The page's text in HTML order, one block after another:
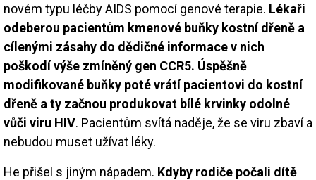
novém typu léčby AIDS pomocí genové terapie. Lékaři
odeberou pacientům kmenové buňky kostní dřeně a
cílenými zásahy do dědičné informace v nich
poškodí výše zmíněný gen CCR5. Úspěšně
modifikované buňky poté vrátí pacientovi do kostní
dřeně a ty začnou produkovat bílé krvinky odolné
vůči viru HIV. Pacientům svítá naděje, že se viru zbaví a
nebudou muset užívat léky.
He přišel s jiným nápadem. Kdyby rodiče počali dítě